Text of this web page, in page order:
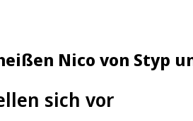
Nico von Styp
sich vor